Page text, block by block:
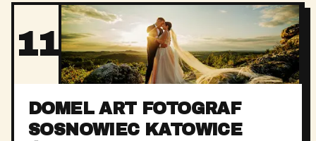
11
DOMEL ART FOTOGRAF
SOSNOWIEC KATOWICE